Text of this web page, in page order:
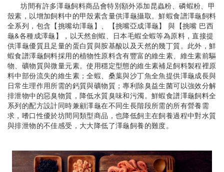
坊間有許多澤龜飼料商品會特別額外添加昆蟲粉、磷蝦粉、甲
殼素，以增加飼料中的甲殼素含量供澤龜攝取。鮮蝦食譜澤龜飼料
全系列，包含【挑嘴幼澤龜】、【挑嘴亞成澤龜】 與【挑嘴 巴西
龜&各種成澤龜】，以天然劍蝦、日本毛蝦全蝦等為原料，直接提
供澤龜優質且足量的蛋白質與胺基酸以及天然的幾丁質。此外，鮮
蝦食譜澤龜飼料採用的植物性原料含有豐富的維生素、維生素前驅
物、礦物質與微量元素。使用穩定型態的維生素補足飼料製程裡原
料中部份流失的維生素；全蝦、桑葉與沙丁魚全魚提供澤龜成長與
日常生理作用所需的鈣質與礦物質；專利除臭益生菌可以強效分解
排泄物中的惡臭物質，降低水質臭味和污濁。鮮蝦食譜澤龜飼料全
系列的配方設計同時兼顧澤龜在不同生長階段所需的所有營養需
求，嗜口性優於坊間同類型商品，也降低飼主在飼養過程中對水質
與排泄物的不佳感受，大大降低了澤龜飼養的難度。